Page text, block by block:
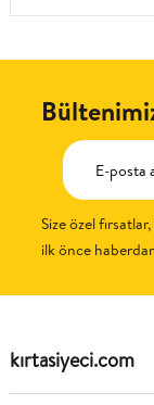
Size özel
ilk önce
kırtasiyeci.com